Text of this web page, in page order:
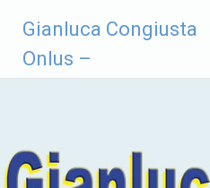
contenuto
Gianluca Congiusta
Onlus –